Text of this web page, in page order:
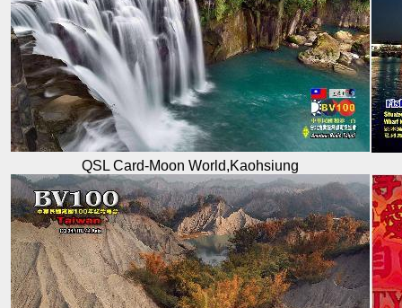
QSL Card-Moon World,Kaohsiung